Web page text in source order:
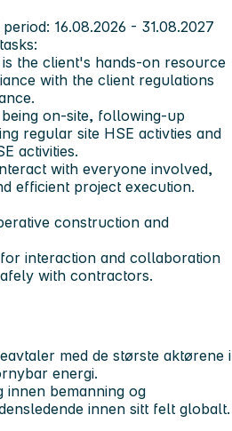
16.08.2026 - 31.08.2027
the client's hands-on resource
with the client regulations
on-site, following-up
regular site HSE activties and
activities.
with everyone involved,
efficient project execution.
construction and
interaction and collaboration
with contractors.
med de største aktørene i
energi.
innen bemanning og
innen sitt felt globalt.